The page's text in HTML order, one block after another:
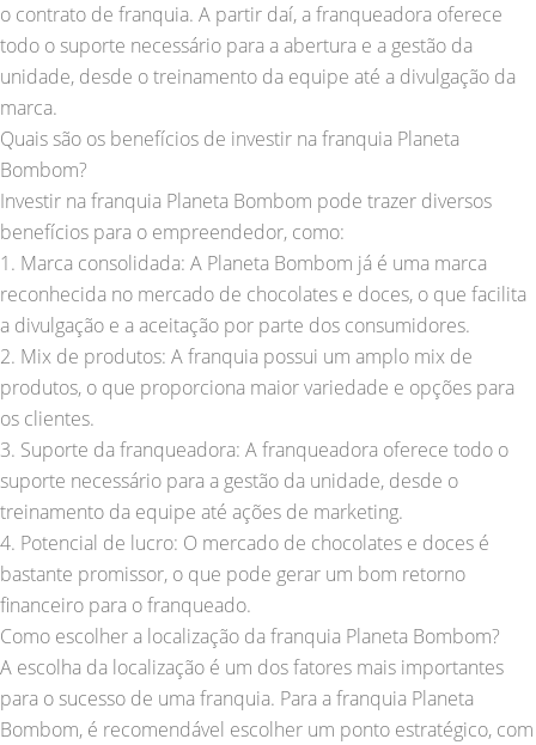
o contrato de franquia. A partir daí, a franqueadora oferece
todo o suporte necessário para a abertura e a gestão da
unidade, desde o treinamento da equipe até a divulgação da
marca.
Quais são os benefícios de investir na franquia Planeta
Bombom?
Investir na franquia Planeta Bombom pode trazer diversos
benefícios para o empreendedor, como:
1. Marca consolidada: A Planeta Bombom já é uma marca
reconhecida no mercado de chocolates e doces, o que facilita
a divulgação e a aceitação por parte dos consumidores.
2. Mix de produtos: A franquia possui um amplo mix de
produtos, o que proporciona maior variedade e opções para
os clientes.
3. Suporte da franqueadora: A franqueadora oferece todo o
suporte necessário para a gestão da unidade, desde o
treinamento da equipe até ações de marketing.
4. Potencial de lucro: O mercado de chocolates e doces é
bastante promissor, o que pode gerar um bom retorno
financeiro para o franqueado.
Como escolher a localização da franquia Planeta Bombom?
A escolha da localização é um dos fatores mais importantes
para o sucesso de uma franquia. Para a franquia Planeta
Bombom, é recomendável escolher um ponto estratégico, com